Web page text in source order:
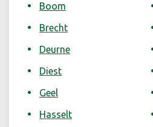
Boom
Brecht
Deurne
Diest
Geel
Hasselt